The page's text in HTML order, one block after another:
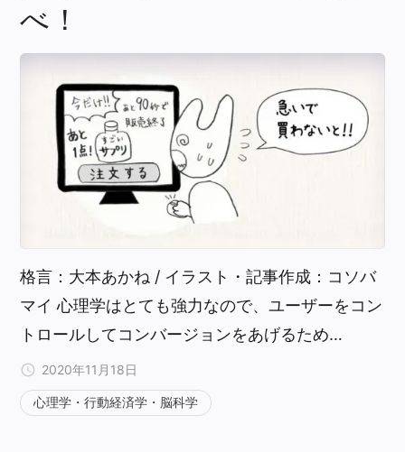
べ！
格言：大本あかね / イラスト・記事作成：コソバ
マイ 心理学はとても強力なので、ユーザーをコン
トロールしてコンバージョンをあげるため…
2020年11月18日
心理学・行動経済学・脳科学